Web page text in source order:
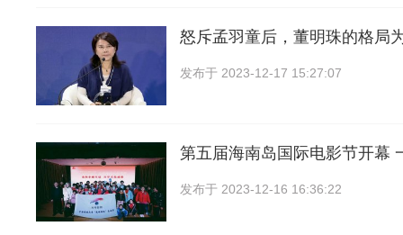
怒斥孟羽童后，董明珠的格局
发布于 2023-12-17 15:27:07
第五届海南岛国际电影节开幕
发布于 2023-12-16 16:36:22